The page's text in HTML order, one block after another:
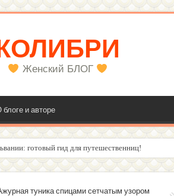
Женский БЛОГ
блоге и авторе
готовый гид для путешественниц!
туника спицами сетчатым узором